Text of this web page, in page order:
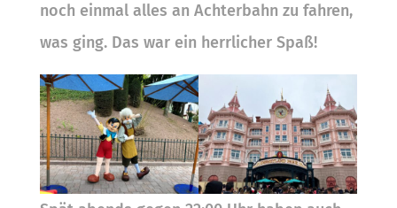
noch einmal alles an Achterbahn zu fahren,
was ging. Das war ein herrlicher Spaß!